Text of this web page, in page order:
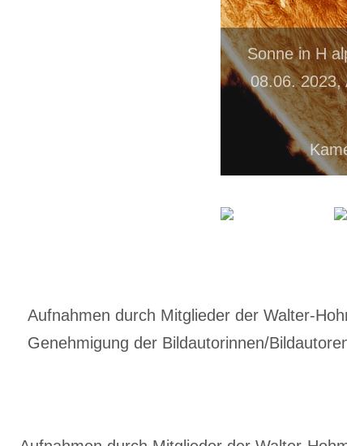
Sonne in H
08.06. 2023,
Aufnahmen durch Mitglieder der Walter-
Genehmigung der Bildautorinnen/